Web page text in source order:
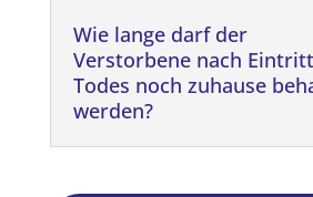
Wie lange darf der
Verstorbene nach
Todes noch zuhause
werden?